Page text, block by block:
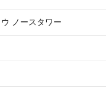
ノースタワー